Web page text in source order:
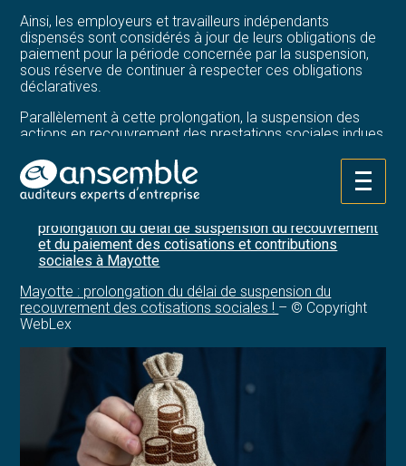
Aller
au
Ainsi, les employeurs et travailleurs indépendants
dispensés sont considérés à jour de leurs obligations de
paiement pour la période concernée par la suspension,
sous réserve de continuer à respecter ces obligations
déclaratives.
Parallèlement à cette prolongation, la suspension des
actions en recouvrement des prestations sociales indues
Sources :
prolongation du délai de suspension du recouvrement
et du paiement des cotisations et contributions
sociales à Mayotte
Mayotte : prolongation du délai de suspension du
recouvrement des cotisations sociales ! – © Copyright
WebLex